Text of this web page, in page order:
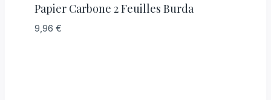
Papier Carbone 2 Feuilles Burda
9,96 €